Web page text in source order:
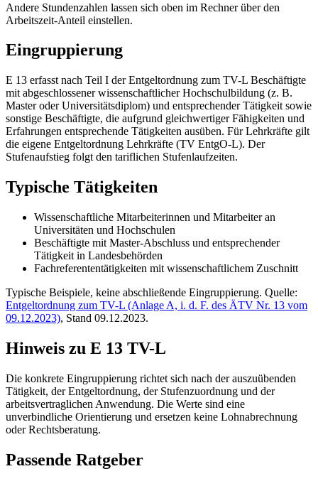
Andere Stundenzahlen lassen sich oben im Rechner über den
Arbeitszeit-Anteil einstellen.
Eingruppierung
E 13 erfasst nach Teil I der Entgeltordnung zum TV-L Beschäftigte
mit abgeschlossener wissenschaftlicher Hochschulbildung (z. B.
Master oder Universitätsdiplom) und entsprechender Tätigkeit sowie
sonstige Beschäftigte, die aufgrund gleichwertiger Fähigkeiten und
Erfahrungen entsprechende Tätigkeiten ausüben. Für Lehrkräfte gilt
die eigene Entgeltordnung Lehrkräfte (TV EntgO-L). Der
Stufenaufstieg folgt den tariflichen Stufenlaufzeiten.
Typische Tätigkeiten
Wissenschaftliche Mitarbeiterinnen und Mitarbeiter an
Universitäten und Hochschulen
Beschäftigte mit Master-Abschluss und entsprechender
Tätigkeit in Landesbehörden
Fachreferententätigkeiten mit wissenschaftlichem Zuschnitt
Typische Beispiele, keine abschließende Eingruppierung. Quelle:
Entgeltordnung zum TV-L (Anlage A, i. d. F. des ÄTV Nr. 13 vom
09.12.2023), Stand 09.12.2023.
Hinweis zu E 13 TV-L
Die konkrete Eingruppierung richtet sich nach der auszuübenden
Tätigkeit, der Entgeltordnung, der Stufenzuordnung und der
arbeitsvertraglichen Anwendung. Die Werte sind eine
unverbindliche Orientierung und ersetzen keine Lohnabrechnung
oder Rechtsberatung.
Passende Ratgeber